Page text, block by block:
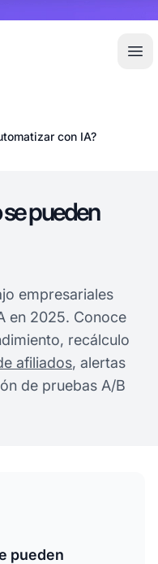
con IA?
pueden
empresariales
en 2025. Conoce
recálculo
afiliados, alertas
de pruebas A/B
pueden